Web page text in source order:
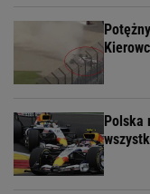
Polska